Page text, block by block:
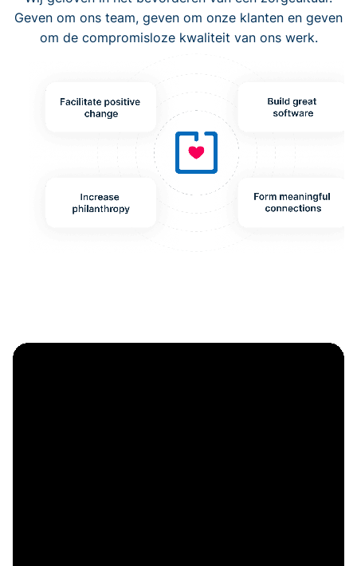
Geven om ons team, geven om onze klanten en geven
om de compromisloze kwaliteit van ons werk.